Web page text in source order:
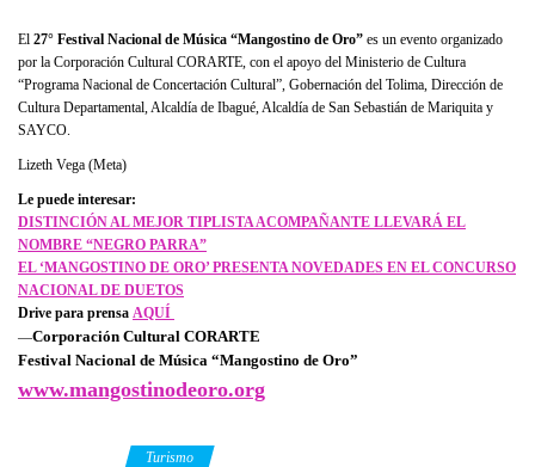
El 27° Festival Nacional de Música “Mangostino de Oro” es un evento organizado
por la Corporación Cultural CORARTE, con el apoyo del Ministerio de Cultura
“Programa Nacional de Concertación Cultural”, Gobernación del Tolima, Dirección de
Cultura Departamental, Alcaldía de Ibagué, Alcaldía de San Sebastián de Mariquita y
SAYCO.
Lizeth Vega (Meta)
Le puede interesar:
DISTINCIÓN AL MEJOR TIPLISTA ACOMPAÑANTE LLEVARÁ EL
NOMBRE “NEGRO PARRA”
EL ‘MANGOSTINO DE ORO’ PRESENTA NOVEDADES EN EL CONCURSO
NACIONAL DE DUETOS
Drive para prensa AQUÍ
—Corporación Cultural CORARTE
Festival Nacional de Música “Mangostino de Oro”
www.mangostinodeoro.org
Turismo